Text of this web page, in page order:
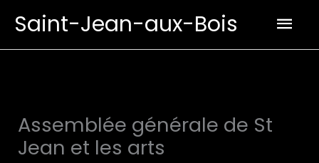
contenu
Saint-Jean-aux-Bois
Assemblée générale de St
Jean et les arts